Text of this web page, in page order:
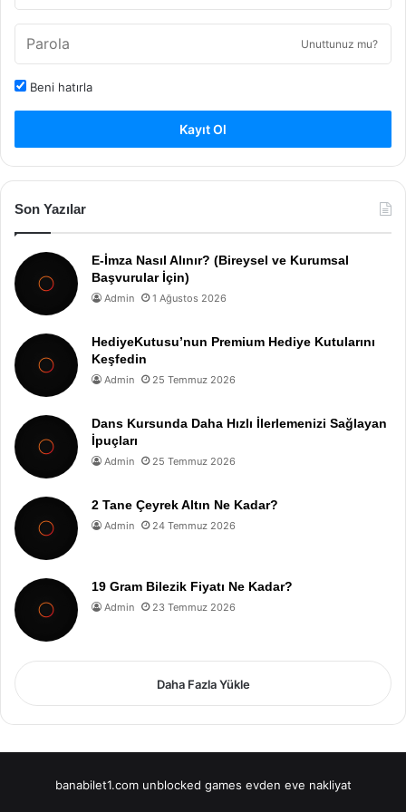
Unuttunuz mu?
Beni hatırla
Kayıt Ol
Son Yazılar
E-İmza Nasıl Alınır? (Bireysel ve Kurumsal
Başvurular İçin)
Admin 1 Ağustos 2026
HediyeKutusu’nun Premium Hediye Kutularını
Keşfedin
Admin 25 Temmuz 2026
Dans Kursunda Daha Hızlı İlerlemenizi Sağlayan
İpuçları
Admin 25 Temmuz 2026
2 Tane Çeyrek Altın Ne Kadar?
Admin 24 Temmuz 2026
19 Gram Bilezik Fiyatı Ne Kadar?
Admin 23 Temmuz 2026
Daha Fazla Yükle
banabilet1.com unblocked games evden eve nakliyat